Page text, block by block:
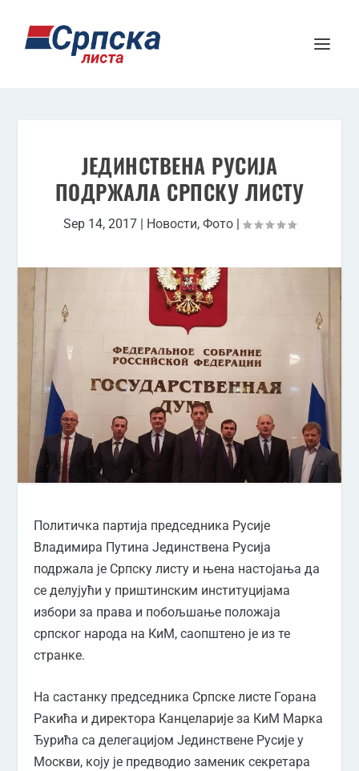
ЈЕДИНСТВЕНА РУСИЈА
ПОДРЖАЛА СРПСКУ ЛИСТУ
Sep 14, 2017 | Новости, Фото |
Политичка партија председника Русије
Владимира Путина Јединствена Русија
подржала је Српску листу и њена настојања да
се делујући у приштинским институцијама
избори за права и побољшање положаја
српског народа на КиМ, саопштено је из те
странке.
На састанку председника Српске листе Горана
Ракића и директора Канцеларије за КиМ Марка
Ђурића са делегацијом Јединствене Русије у
Москви, коју је предводио заменик секретара